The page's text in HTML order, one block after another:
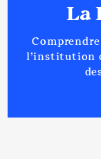
La
l’institution